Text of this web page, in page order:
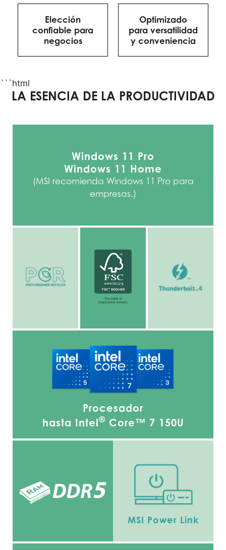
Elección
confiable para
negocios
Optimizado
para versatilidad
y conveniencia
```html
LA ESENCIA DE LA PRODUCTIVIDAD
Windows 11 Pro
Windows 11 Home
(MSI recomienda Windows 11 Pro para
empresas.)
Procesador
hasta Intel® Core™ 7 150U
MSI Power Link